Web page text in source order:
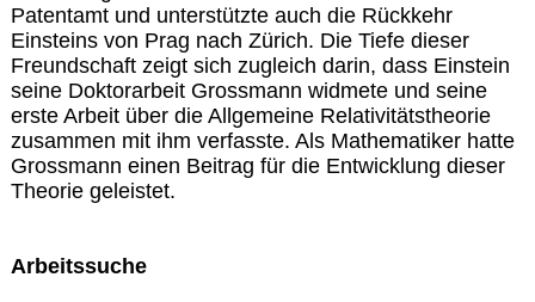
Patentamt und unterstützte auch die Rückkehr
Einsteins von Prag nach Zürich. Die Tiefe dieser
Freundschaft zeigt sich zugleich darin, dass Einstein
seine Doktorarbeit Grossmann widmete und seine
erste Arbeit über die Allgemeine Relativitätstheorie
zusammen mit ihm verfasste. Als Mathematiker hatte
Grossmann einen Beitrag für die Entwicklung dieser
Theorie geleistet.
Arbeitssuche